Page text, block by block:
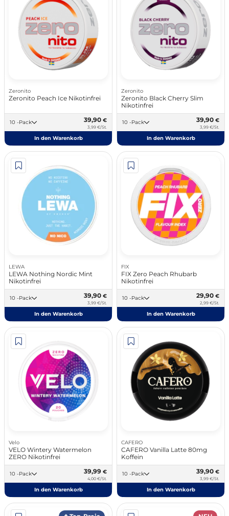
Zeronito
Zeronito Peach Ice Nikotinfrei
10 -Pack 39,90 €
3,99 €/St.
In den Warenkorb
Zeronito
Zeronito Black Cherry Slim
Nikotinfrei
10 -Pack 39,90 €
3,99 €/St.
In den Warenkorb
LEWA
LEWA Nothing Nordic Mint
Nikotinfrei
10 -Pack 39,90 €
3,99 €/St.
In den Warenkorb
FIX
FIX Zero Peach Rhubarb
Nikotinfrei
10 -Pack 29,90 €
2,99 €/St.
In den Warenkorb
Velo
VELO Wintery Watermelon
ZERO Nikotinfrei
10 -Pack 39,99 €
4,00 €/St.
In den Warenkorb
CAFERO
CAFERO Vanilla Latte 80mg
Koffein
10 -Pack 39,90 €
3,99 €/St.
In den Warenkorb